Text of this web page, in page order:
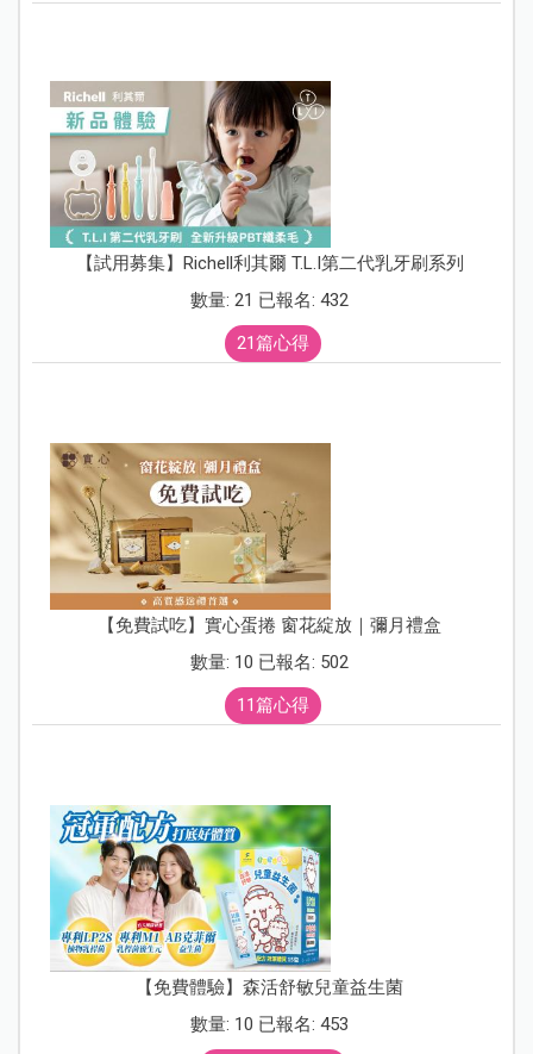
【試用募集】Richell利其爾 T.L.I第二代乳牙刷系列
數量: 21 已報名: 432
21篇心得
【免費試吃】實心蛋捲 窗花綻放｜彌月禮盒
數量: 10 已報名: 502
11篇心得
【免費體驗】森活舒敏兒童益生菌
數量: 10 已報名: 453